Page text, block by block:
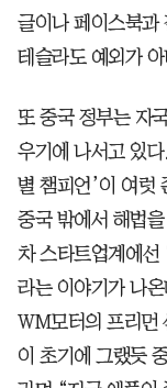
글이나 페이스북과
테슬라도 예외가
또 중국 정부는 자
우기에 나서고 있
별 챔피언’이 여럿
중국 밖에서 해법
차 스타트업계에선
라는 이야기가 나
WM모터의 프리먼
이 초기에 그랬듯